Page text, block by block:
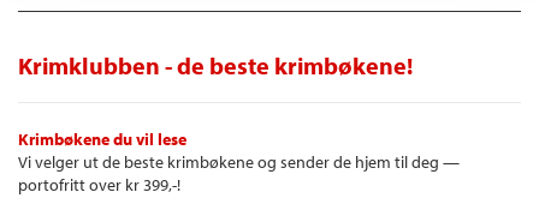
Krimklubben - de beste krimbøkene!
Krimbøkene du vil lese
Vi velger ut de beste krimbøkene og sender de hjem til deg —
portofritt over kr 399,-!